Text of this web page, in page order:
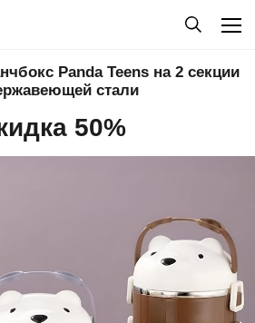
Panda Teens на 2 секции
стали
50%